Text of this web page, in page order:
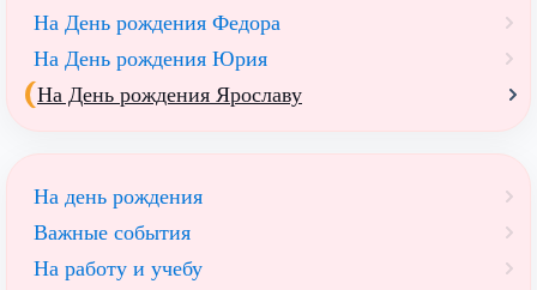
На День рождения Федора
На День рождения Юрия
На День рождения Ярославу
На день рождения
Важные события
На работу и учебу